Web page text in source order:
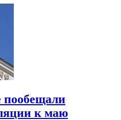
пообещали
к маю